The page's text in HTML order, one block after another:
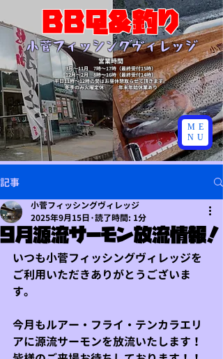
BBQ&釣り
​小菅フィッシングヴィレッジ
営業時間
3月～11月 7時～17時（最終受付15時）
​12月～2月 8時～16時（最終受付14時）
​平日11時～12時の間はお昼休憩取らせて頂きます。
​冬季のみ火曜定休 ／ 年末年始休業あり
ME
NU
記事
9月源流サーモン放流情報！
小菅フィッシングヴィレッジ
2025年9月15日 読了時間: 1分
いつも小菅フィッシングヴィレッジを
ご利用いただきありがとうございま
す。
今月もルアー・フライ・テンカラエリ
アに源流サーモンを放流いたします！